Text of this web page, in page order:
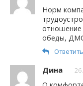
Норм
отношение
обеды,
Ответить
Дина